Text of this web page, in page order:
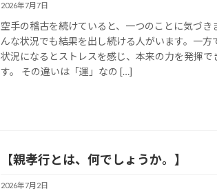
2026年7月7日
空手の稽古を続けていると、一つのことに気づき
んな状況でも結果を出し続ける人がいます。一方
状況になるとストレスを感じ、本来の力を発揮で
す。 その違いは「運」なの […]
【親孝行とは、何でしょうか。】
2026年7月2日